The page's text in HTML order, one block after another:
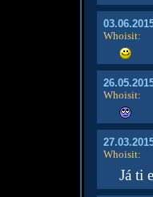
Whoisit:
Whoisit:
Whoisit:
Já ti